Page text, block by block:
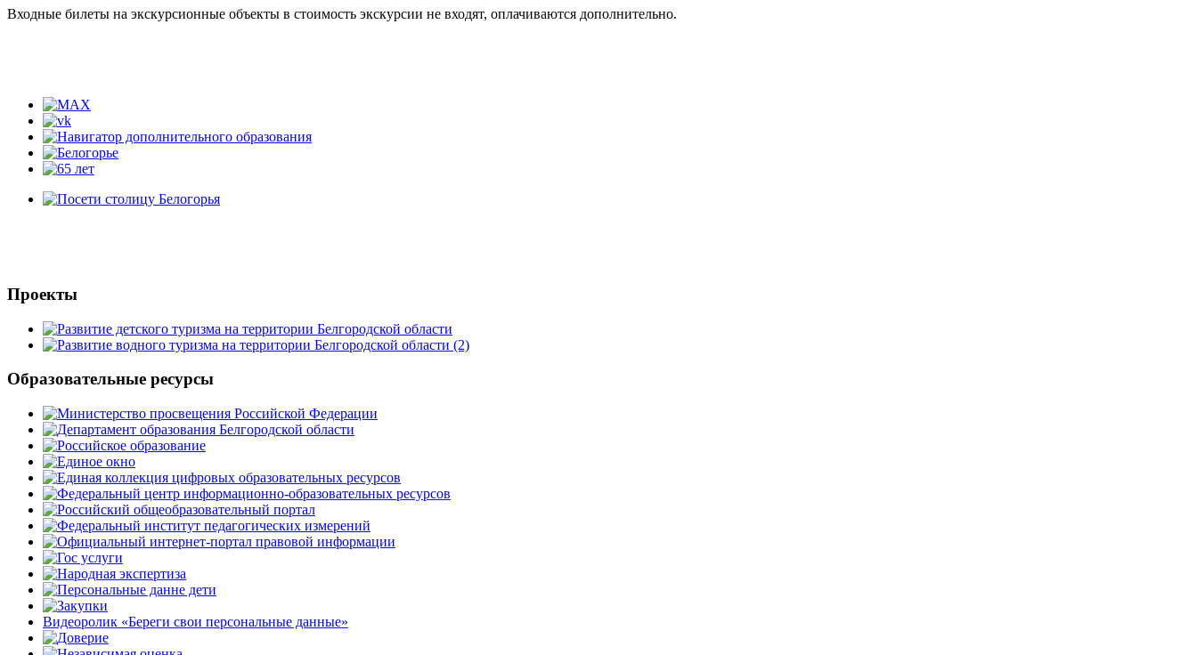
Входные билеты на экскурсионные объекты в стоимость экскурсии не входят, оплачиваются дополнительно.
Проекты
Образовательные ресурсы
Видеоролик «Береги свои персональные данные»